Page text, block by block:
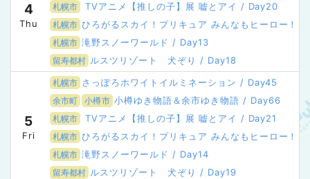
4
Thu
札幌市 TVアニメ【推しの子】展 嘘とアイ / Day20
札幌市 ひろがるスカイ！プリキュア みんなもヒーロー！
札幌市 滝野スノーワールド / Day13
留寿都村 ルスツリゾート 犬ぞり / Day18
5
Fri
札幌市 さっぽろホワイトイルミネーション / Day45
余市町 小樽市 小樽ゆき物語＆余市ゆき物語 / Day66
札幌市 TVアニメ【推しの子】展 嘘とアイ / Day21
札幌市 ひろがるスカイ！プリキュア みんなもヒーロー！
札幌市 滝野スノーワールド / Day14
留寿都村 ルスツリゾート 犬ぞり / Day19